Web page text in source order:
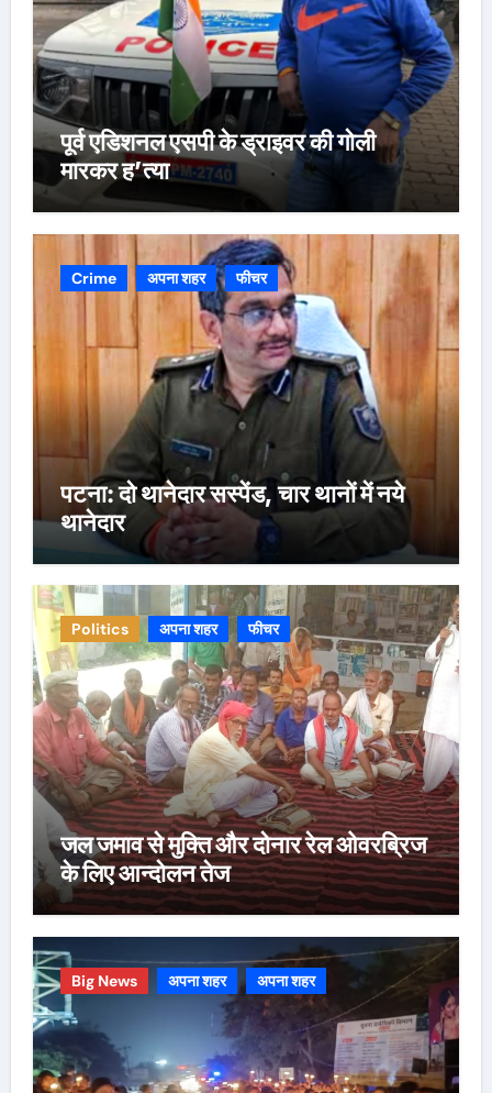
पूर्व एडिशनल एसपी के ड्राइवर की गोली
मारकर ह’त्या
Crime अपना शहर फीचर
पटना: दो थानेदार सस्पेंड, चार थानों में नये
थानेदार
Politics अपना शहर फीचर
जल जमाव से मुक्ति और दोनार रेल ओवरब्रिज
के लिए आन्दोलन तेज
Big News अपना शहर अपना शहर